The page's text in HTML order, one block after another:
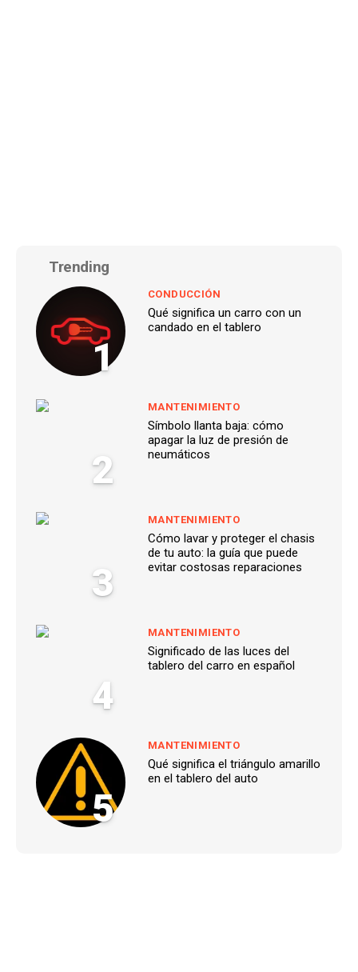
Trending
1
CONDUCCIÓN
Qué significa un carro con un
candado en el tablero
2
MANTENIMIENTO
Símbolo llanta baja: cómo
apagar la luz de presión de
neumáticos
3
MANTENIMIENTO
Cómo lavar y proteger el chasis
de tu auto: la guía que puede
evitar costosas reparaciones
4
MANTENIMIENTO
Significado de las luces del
tablero del carro en español
5
MANTENIMIENTO
Qué significa el triángulo amarillo
en el tablero del auto